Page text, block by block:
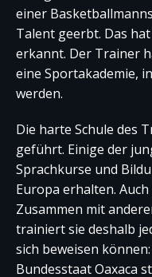
einer
Talent geerbt. Das
erkannt. Der Trainer
eine Sportakademie,
werden.
Die harte Schule des
geführt. Einige der
Sprachkurse und
Europa erhalten.
Zusammen mit
trainiert sie deshalb
sich beweisen
Bundesstaat Oaxaca